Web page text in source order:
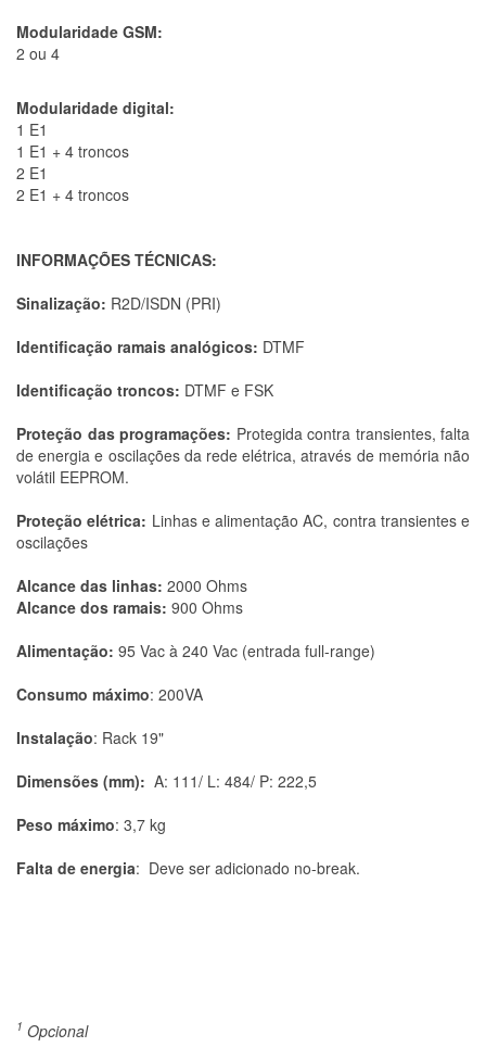
Modularidade GSM:
2 ou 4
Modularidade digital:
1 E1
1 E1 + 4 troncos
2 E1
2 E1 + 4 troncos
INFORMAÇÕES TÉCNICAS:
Sinalização: R2D/ISDN (PRI)
Identificação ramais analógicos: DTMF
Identificação troncos: DTMF e FSK
Proteção das programações: Protegida contra transientes, falta
de energia e oscilações da rede elétrica, através de memória não
volátil EEPROM.
Proteção elétrica: Linhas e alimentação AC, contra transientes e
oscilações
Alcance das linhas: 2000 Ohms
Alcance dos ramais: 900 Ohms
Alimentação: 95 Vac à 240 Vac (entrada full-range)
Consumo máximo: 200VA
Instalação: Rack 19"
Dimensões (mm): A: 111/ L: 484/ P: 222,5
Peso máximo: 3,7 kg
Falta de energia: Deve ser adicionado no-break.
1 Opcional